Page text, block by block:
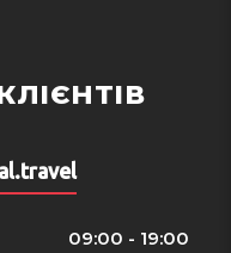
09:00 - 19:00